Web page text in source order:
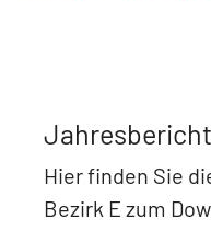
Hier finden Sie
Bezirk E zum